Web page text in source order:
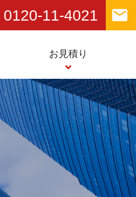
お見積り
0120-11-4021 email